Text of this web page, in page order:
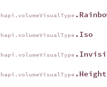
hapi.volumeVisualType
hapi.volumeVisualType .Iso
hapi.volumeVisualType
hapi.volumeVisualType